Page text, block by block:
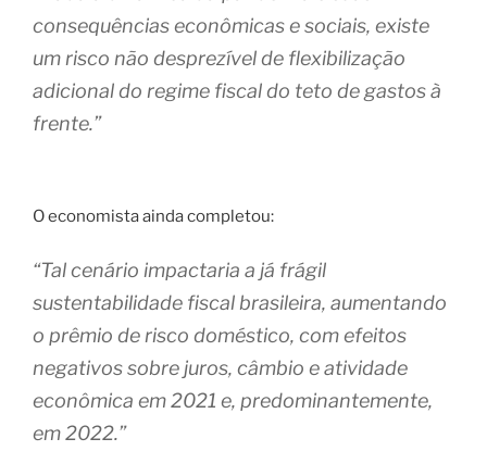
consequências econômicas e sociais, existe
um risco não desprezível de flexibilização
adicional do regime fiscal do teto de gastos à
frente.”
O economista ainda completou:
“Tal cenário impactaria a já frágil
sustentabilidade fiscal brasileira, aumentando
o prêmio de risco doméstico, com efeitos
negativos sobre juros, câmbio e atividade
econômica em 2021 e, predominantemente,
em 2022.”